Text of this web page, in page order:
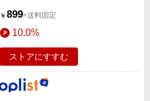
￥ 899+送料固定
10.0%
ストアにすすむ